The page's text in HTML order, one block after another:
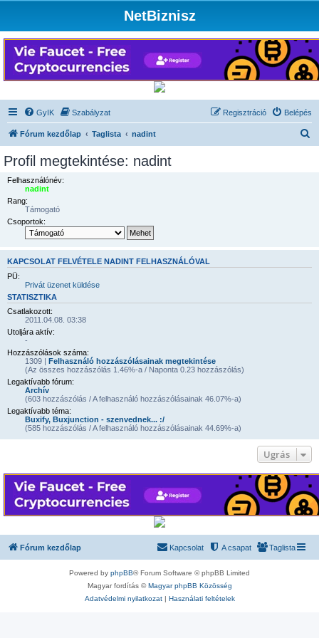
NetBiznisz
GyIK Szabályzat Belépés
Regisztráció
Fórum kezdőlap Taglista nadint
Profil megtekintése: nadint
Felhasználónév:
nadint
Rang:
Támogató
Csoportok:
KAPCSOLAT FELVÉTELE NADINT FELHASZNÁLÓVAL
PÜ:
Privát üzenet küldése
STATISZTIKA
Csatlakozott:
2011.04.08. 03:38
Utoljára aktív:
-
Hozzászólások száma:
1309 | Felhasználó hozzászólásainak megtekintése
(Az összes hozzászólás 1.46%-a / Naponta 0.23 hozzászólás)
Legaktívabb fórum:
Archív
(603 hozzászólás / A felhasználó hozzászólásainak 46.07%-a)
Legaktívabb téma:
Buxify, Buxjunction - szenvednek... :/
(585 hozzászólás / A felhasználó hozzászólásainak 44.69%-a)
Ugrás
Fórum kezdőlap Taglista
A csapat
Kapcsolat
Powered by phpBB® Forum Software © phpBB Limited
Magyar fordítás ©Magyar phpBB Közösség
Adatvédelmi nyilatkozat| Használati feltételek